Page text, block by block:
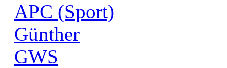
APC (Sport)
Günther
GWS